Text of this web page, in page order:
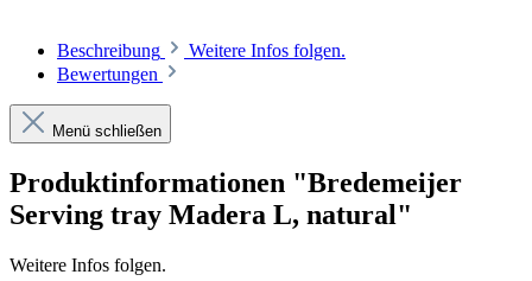
Beschreibung
Weitere Infos folgen.
Bewertungen
Menü schließen
Produktinformationen "Bredemeijer
Serving tray Madera L, natural"
Weitere Infos folgen.